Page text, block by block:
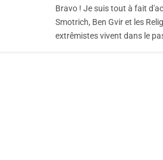
Hadida
JUDAISME
Maroc : Les
Bravo ! Je suis tout à fait
Smotrich, Ben Gvir et les
extrêmistes vivent dans le